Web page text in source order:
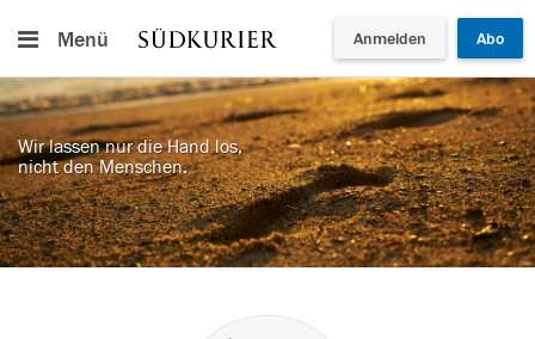
Menü Anmelden Abo
Wir lassen nur die Hand los,
nicht den Menschen.